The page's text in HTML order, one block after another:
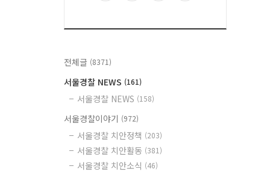
전체글 (8371)
서울경찰 NEWS (161)
서울경찰 NEWS (158)
서울경찰이야기 (972)
서울경찰 치안정책 (203)
서울경찰 치안활동 (381)
서울경찰 치안소식 (46)